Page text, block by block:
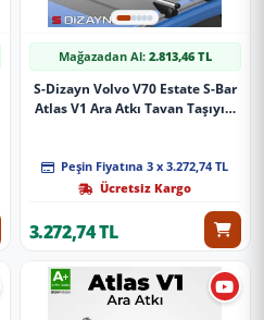
Mağazadan Al: 2.813,46 TL
S-Dizayn Volvo V70 Estate S-Bar
Atlas V1 Ara Atkı Tavan Taşıyıcı
Peşin Fiyatına 3 x 3.272,74 TL
Ücretsiz Kargo
3.272,74 TL